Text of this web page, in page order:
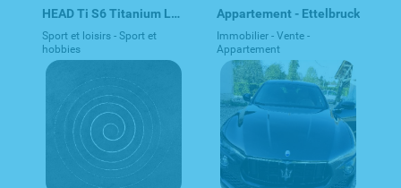
HEAD Ti S6 Titanium L3 Tennis Racket / Grip 3 215g
Sport et loisirs - Sport et
hobbies
Appartement - Ettelbruck
Immobilier - Vente -
Appartement